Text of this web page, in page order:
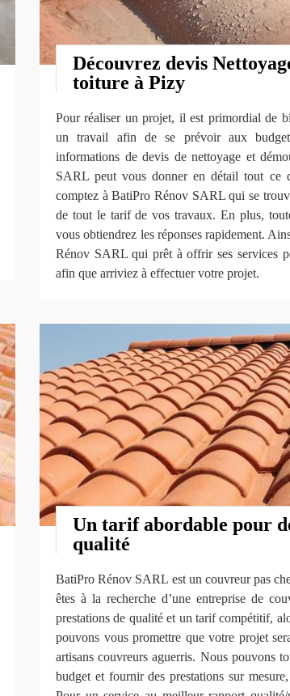
Découvrez devis
toiture à Pizy
Pour réaliser un projet, il est primordial de
un travail afin de se prévoir aux
informations de devis de nettoyage et
SARL peut vous donner en détail tout ce
comptez à BatiPro Rénov SARL qui se
de tout le tarif de vos travaux. En plus,
vous obtiendrez les réponses rapidement.
Rénov SARL qui prêt à offrir ses services
afin que arriviez à effectuer votre projet.
Un tarif abordable pour
qualité
BatiPro Rénov SARL est un couvreur pas
êtes à la recherche d’une entreprise de
prestations de qualité et un tarif compétitif,
pouvons vous promettre que votre projet
artisans couvreurs aguerris. Nous pouvons
budget et fournir des prestations sur